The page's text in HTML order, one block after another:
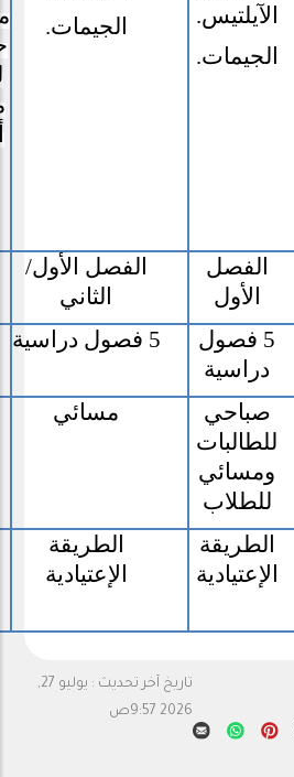
الآيلتيس.
الجيمات.
الجيمات.
الفصل
الأول
الفصل الأول/
الثاني
5 فصول
دراسية
5 فصول دراسية
صباحي
للطالبات
ومسائي
للطلاب
مسائي
الطريقة
الإعتيادية
الطريقة
الإعتيادية
تاريخ آخر تحديث :
يوليو 27,
2026 9:57ص